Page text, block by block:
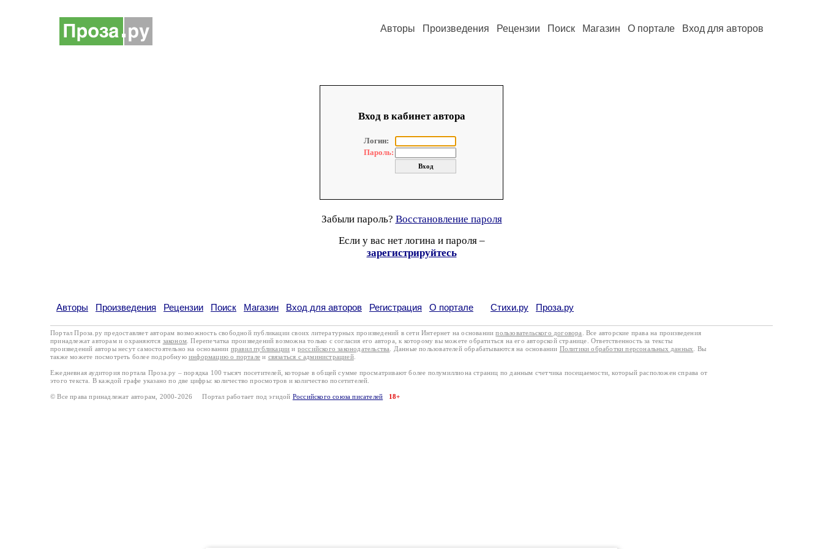
Авторы Произведения Рецензии Поиск Магазин О портале Вход для авторов
Вход в кабинет автора
Логин:
Пароль:
Забыли пароль? Восстановление пароля
Если у вас нет логина и пароля –
зарегистрируйтесь
Авторы Произведения Рецензии Поиск Магазин Вход для авторов Регистрация О портале Стихи.ру Проза.ру
Портал Проза.ру предоставляет авторам возможность свободной публикации своих литературных произведений в сети Интернет на основаниипользовательского договора
. Все авторские права на произведения
принадлежат авторам и охраняются законом . Перепечатка произведений возможна только с согласия его автора, к которому вы можете обратиться на его авторской странице. Ответственность за тексты
произведений авторы несут самостоятельно на основании правил публикации и российского законодательства . Данные пользователей обрабатываются на основании Политики обработки персональных данных
. Вы
также можете посмотреть более подробную информацию о портале и связаться с администрацией.
Ежедневная аудитория портала Проза.ру – порядка 100 тысяч посетителей, которые в общей сумме просматривают более полумиллиона страниц по данным счетчика посещаемости, который расположен справа от
этого текста. В каждой графе указано по две цифры: количество просмотров и количество посетителей.
© Все права принадлежат авторам, 2000-2026 Портал работает под эгидой Российского союза писателей 18+